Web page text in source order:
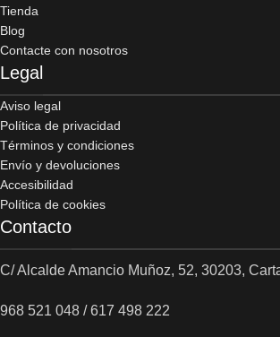
Tienda
Blog
Contacte con nosotros
Legal
Aviso legal
Política de privacidad
Términos y condiciones
Envío y devoluciones
Accesibilidad
Política de cookies
Contacto
C/ Alcalde Amancio Muñoz, 52, 30203,
968 521 048 / 617 498 222